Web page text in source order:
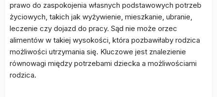
prawo do zaspokojenia własnych podstawowych potrzeb
życiowych, takich jak wyżywienie, mieszkanie, ubranie,
leczenie czy dojazd do pracy. Sąd nie może orzec
alimentów w takiej wysokości, która pozbawiłaby rodzica
możliwości utrzymania się. Kluczowe jest znalezienie
równowagi między potrzebami dziecka a możliwościami
rodzica.